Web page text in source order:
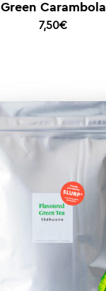
Green Carambola
7,50€